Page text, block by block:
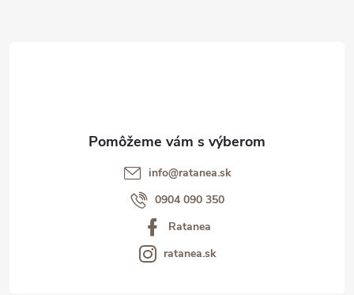
info@ratanea.sk
0904 090 350
Ratanea
ratanea.sk